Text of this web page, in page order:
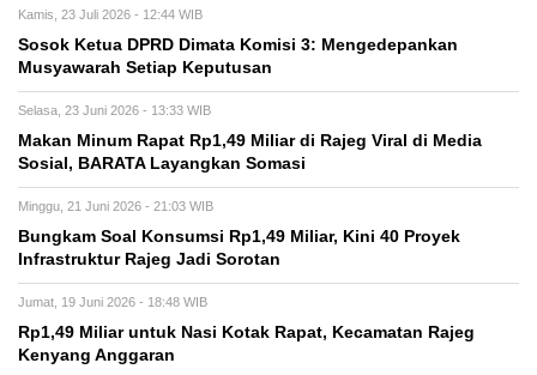
Kamis, 23 Juli 2026 - 12:44 WIB
Sosok Ketua DPRD Dimata Komisi 3: Mengedepankan
Musyawarah Setiap Keputusan
Selasa, 23 Juni 2026 - 13:33 WIB
Makan Minum Rapat Rp1,49 Miliar di Rajeg Viral di Media
Sosial, BARATA Layangkan Somasi
Minggu, 21 Juni 2026 - 21:03 WIB
Bungkam Soal Konsumsi Rp1,49 Miliar, Kini 40 Proyek
Infrastruktur Rajeg Jadi Sorotan
Jumat, 19 Juni 2026 - 18:48 WIB
Rp1,49 Miliar untuk Nasi Kotak Rapat, Kecamatan Rajeg
Kenyang Anggaran